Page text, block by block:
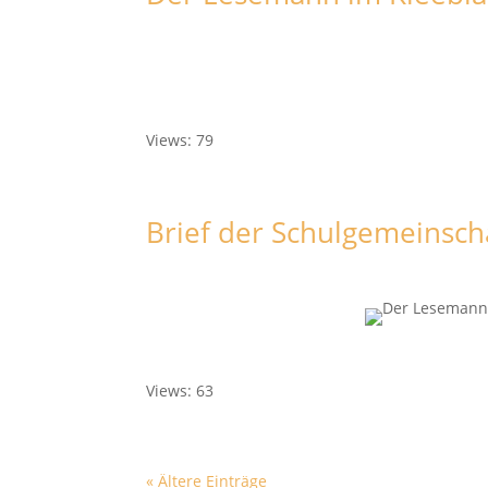
Views: 79
Brief der
Views: 63
« Ältere Einträge